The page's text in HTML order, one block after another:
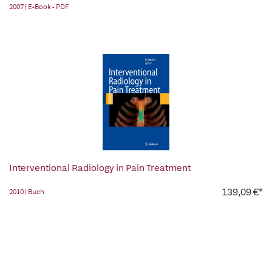
2007 | E-Book - PDF
Interventional Radiology in Pain Treatment
2010 | Buch 139,09 €*